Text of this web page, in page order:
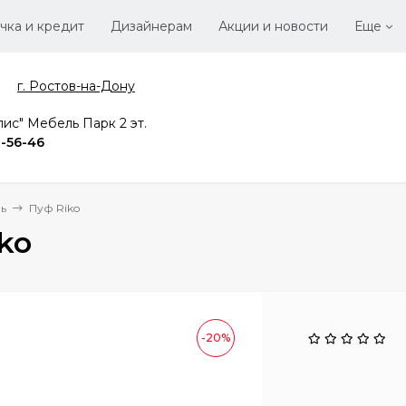
и кредит Дизайнерам Акции и новости Еще
г. Ростов-на-Дону
Мебель Парк 2 эт.
56-46
Пуф Riko
-20%